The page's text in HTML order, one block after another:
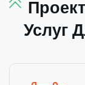
Услуг